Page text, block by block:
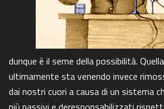
dunque è il seme della possibilità.
ultimamente sta venendo invece
dai nostri cuori a causa di un sistema